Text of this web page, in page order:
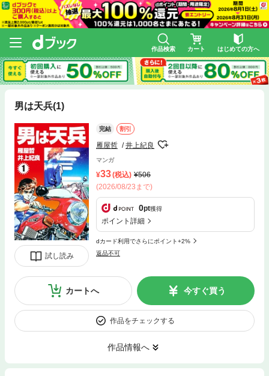
作品検索 カート はじめての方へ
男は天兵(1)
試し読み
完結 割引
雁屋哲 井上紀良
マンガ
33(税込)
506
(2026/08/23まで)
0pt獲得
ポイント詳細
dカード利用でさらにポイント+2%
返品不可
カートへ 今すぐ買う
作品をチェックする
作品情報へ